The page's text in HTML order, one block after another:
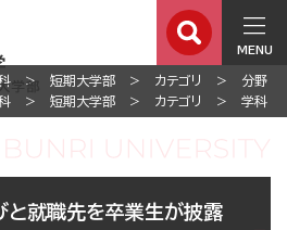
MENU
短期大学部 カテゴリ
分野
短期大学部 カテゴリ 学科
と就職先を卒業生が披露